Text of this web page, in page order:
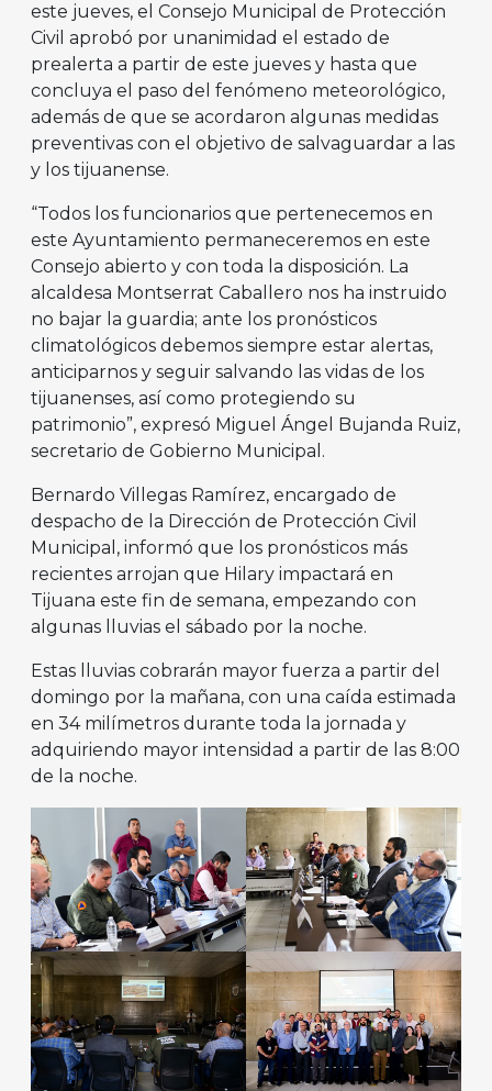
este jueves, el Consejo Municipal de Protección
Civil aprobó por unanimidad el estado de
prealerta a partir de este jueves y hasta que
concluya el paso del fenómeno meteorológico,
además de que se acordaron algunas medidas
preventivas con el objetivo de salvaguardar a las
y los tijuanense.
“Todos los funcionarios que pertenecemos en
este Ayuntamiento permaneceremos en este
Consejo abierto y con toda la disposición. La
alcaldesa Montserrat Caballero nos ha instruido
no bajar la guardia; ante los pronósticos
climatológicos debemos siempre estar alertas,
anticiparnos y seguir salvando las vidas de los
tijuanenses, así como protegiendo su
patrimonio”, expresó Miguel Ángel Bujanda Ruiz,
secretario de Gobierno Municipal.
Bernardo Villegas Ramírez, encargado de
despacho de la Dirección de Protección Civil
Municipal, informó que los pronósticos más
recientes arrojan que Hilary impactará en
Tijuana este fin de semana, empezando con
algunas lluvias el sábado por la noche.
Estas lluvias cobrarán mayor fuerza a partir del
domingo por la mañana, con una caída estimada
en 34 milímetros durante toda la jornada y
adquiriendo mayor intensidad a partir de las 8:00
de la noche.